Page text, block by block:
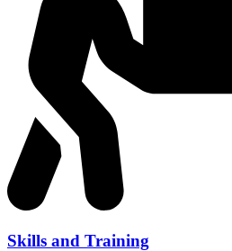
Skills and Training